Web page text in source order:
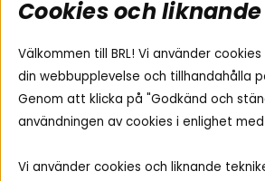
Områden
Billjud
Hemmaljud
Medarbetare
Vad passar i min bil
Yamaha Musiccast
Ljud till A-traktorn
Följ
Cookies och
Välkommen till BRL! Vi använder
din webbupplevelse och tillhandahålla
Genom att klicka på "Godkänd och
användningen av cookies i enlighet
Vi använder cookies och liknande